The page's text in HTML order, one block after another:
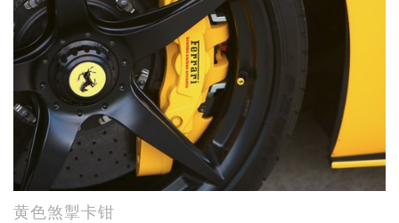
黄色煞掣卡钳